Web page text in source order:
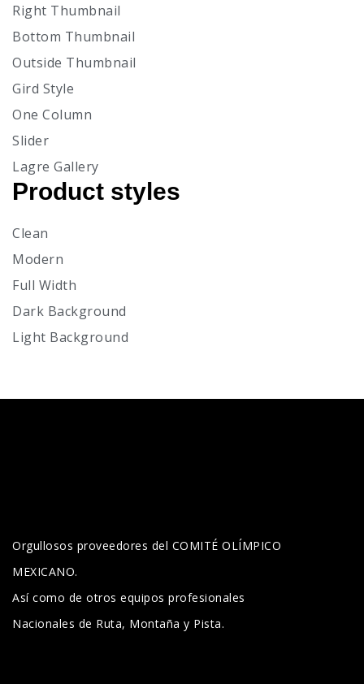
Right Thumbnail
Bottom Thumbnail
Outside Thumbnail
Gird Style
One Column
Slider
Lagre Gallery
Product styles
Clean
Modern
Full Width
Dark Background
Light Background
Orgullosos proveedores del COMITÉ OLÍMPICO
MEXICANO.
Así como de otros equipos profesionales
Nacionales de Ruta, Montaña y Pista.